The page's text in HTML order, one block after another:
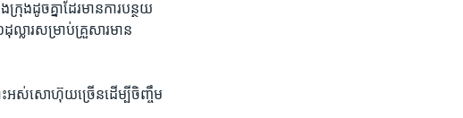
រុង​ដូចគ្នា​ដែរ​មាន​ការបន្ថយ​
លារសម្រាប់​គ្រួសារ​មាន​
ោះ​អស់​សោហ៊ុយ​ច្រើន​ដើម្បី​ចិញ្ចឹម​